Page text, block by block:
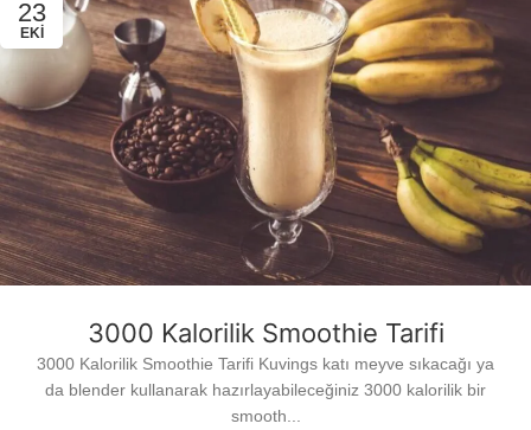
23
EKI
3000 Kalorilik Smoothie Tarifi
3000 Kalorilik Smoothie Tarifi Kuvings katı meyve sıkacağı ya
da blender kullanarak hazırlayabileceğiniz 3000 kalorilik bir
smooth...